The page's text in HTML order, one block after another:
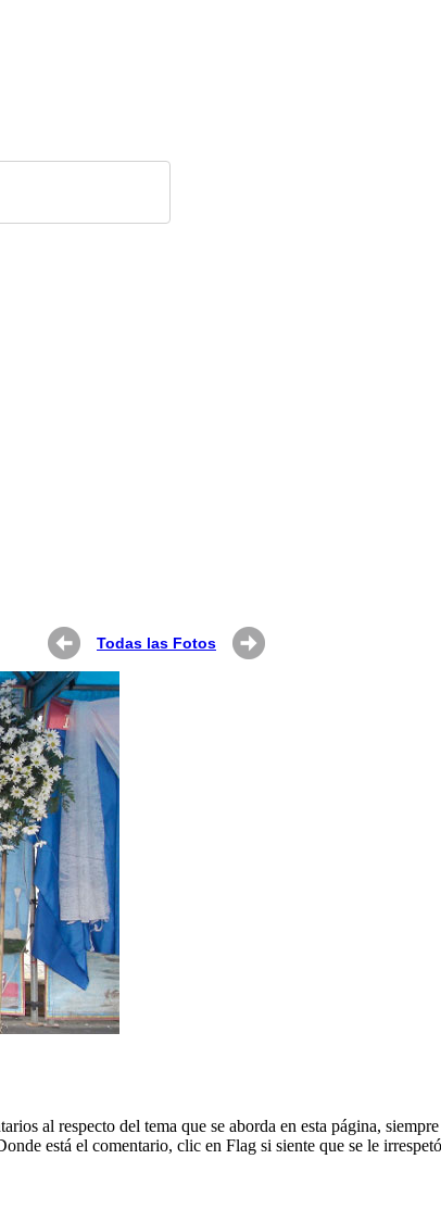
Todas las Fotos
al respecto del tema que se aborda en esta página,
está el comentario, clic en Flag si siente que se le